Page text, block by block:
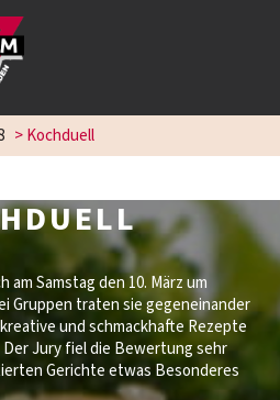
>Kochduell
Samstag den 10. März um
Gruppen traten sie gegeneinander
und schmackhafte Rezepte
Jury fiel die Bewertung sehr
Gerichte etwas Besonderes